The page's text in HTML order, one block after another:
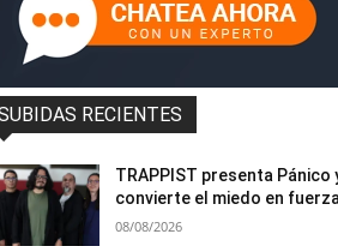
RECIENTES
TRAPPIST presenta Pánico
convierte el miedo en fuerza
08/08/2026